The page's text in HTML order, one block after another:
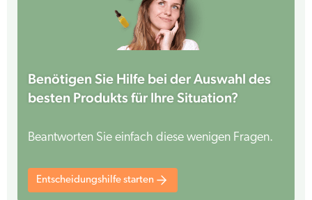
Benötigen Sie Hilfe bei der Auswahl des
besten Produkts für Ihre Situation?
Beantworten Sie einfach diese wenigen Fragen.
Entscheidungshilfe starten